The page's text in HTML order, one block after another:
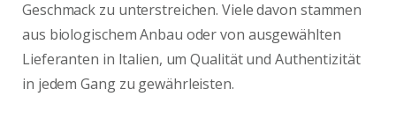
Geschmack zu unterstreichen. Viele davon stammen
aus biologischem Anbau oder von ausgewählten
Lieferanten in Italien, um Qualität und Authentizität
in jedem Gang zu gewährleisten.